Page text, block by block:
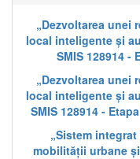
„Dezvoltarea unei
local inteligente și
SMIS 128914 -
„Dezvoltarea unei
local inteligente și
SMIS 128914 -
„Sistem
mobilității urbane